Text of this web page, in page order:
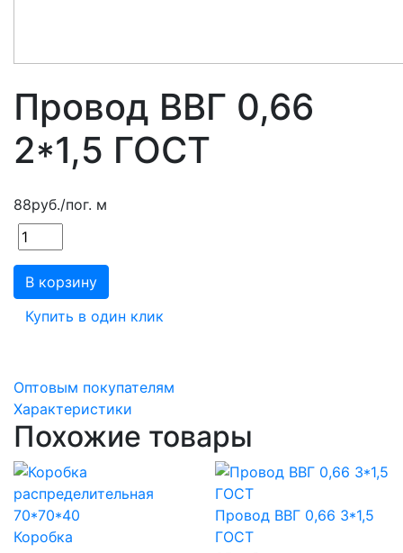
Провод ВВГ 0,66
2*1,5 ГОСТ
88руб./пог. м
В корзину
Купить в один клик
Оптовым покупателям
Характеристики
Похожие товары
Коробка
Провод ВВГ 0,66 3*1,5
ГОСТ